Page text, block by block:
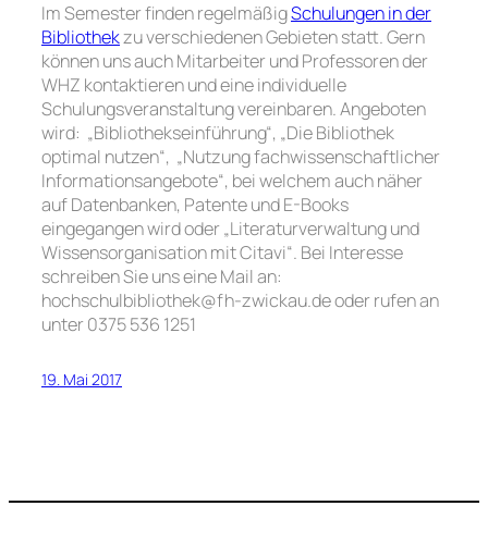
Im Semester finden regelmäßigSchulungen in der
Bibliothekzu verschiedenen Gebieten statt. Gern
können uns auch Mitarbeiter und Professoren der
WHZ kontaktieren und eine individuelle
Schulungsveranstaltung vereinbaren. Angeboten
wird: „Bibliothekseinführung“, „Die Bibliothek
optimal nutzen“, „Nutzung fachwissenschaftlicher
Informationsangebote“, bei welchem auch näher
auf Datenbanken, Patente und E-Books
eingegangen wird oder „Literaturverwaltung und
Wissensorganisation mit Citavi“. Bei Interesse
schreiben Sie uns eine Mail an:
hochschulbibliothek@fh-zwickau.deoder rufen an
unter 0375 536 1251
19. Mai 2017